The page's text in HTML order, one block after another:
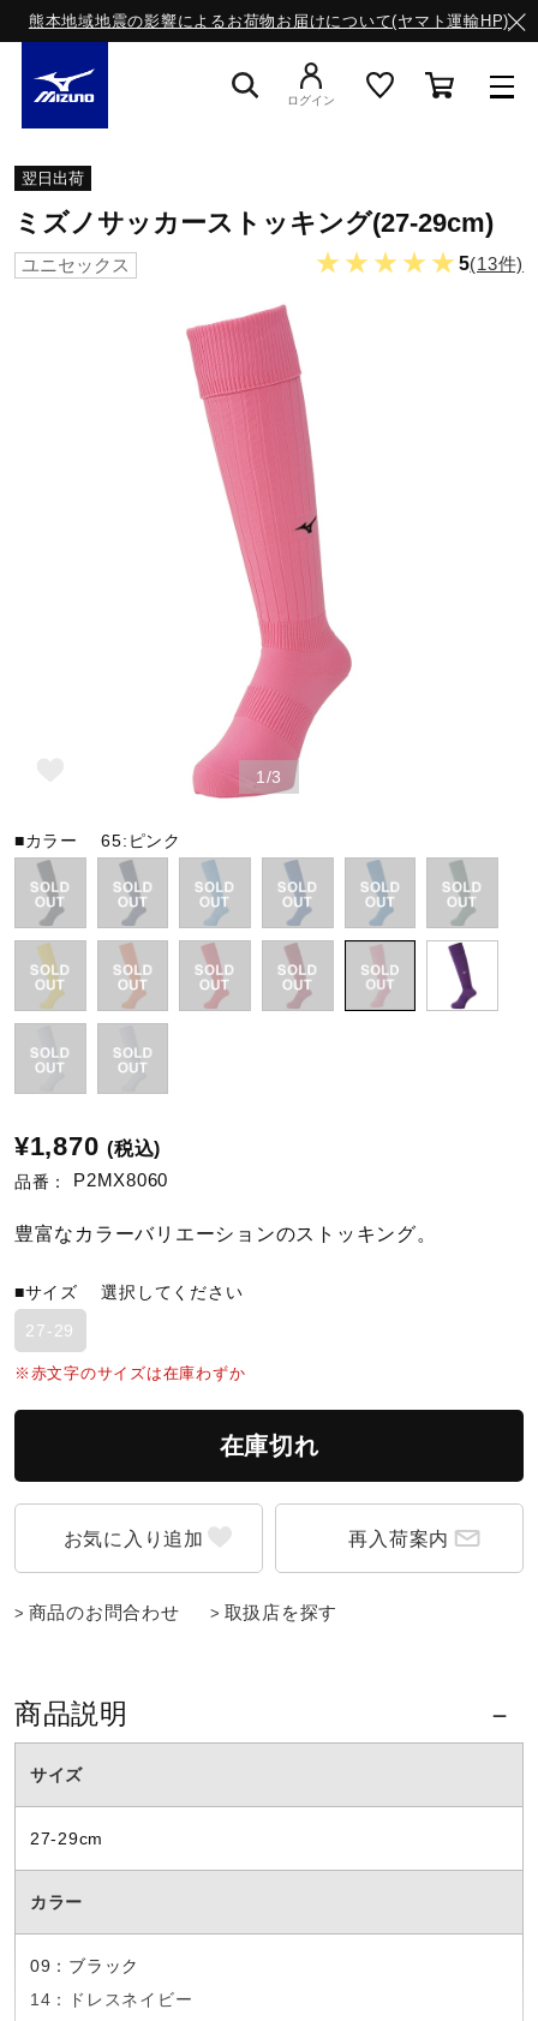
熊本地域地震の影響によるお荷物お届けについて(ヤマト運輸HP)
ライフスタイルウエア
ランニング
サッカー／フットサル
バレーボール
テニス／ソフトテニス
バドミントン
ソフトボール
ウィンタースポーツ
ワーキング
ライフスタイルグッズ
インナー
アウトドア／レイン
ログイン
翌日出荷
ミズノサッカーストッキング(27-29cm)
ユニセックス ★★★★★ 5(13件)
1/3
■カラー65:ピンク
¥1,870 (税込)
品番： P2MX8060
豊富なカラーバリエーションのストッキング。
■サイズ選択してください
27-29
※赤文字のサイズは在庫わずか
在庫切れ
再入荷案内
商品のお問合わせ 取扱店を探す
商品説明
サイズ
27-29cm
カラー
09：ブラック
14：ドレスネイビー